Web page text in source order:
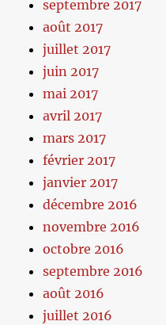
septembre 2017
août 2017
juillet 2017
juin 2017
mai 2017
avril 2017
mars 2017
février 2017
janvier 2017
décembre 2016
novembre 2016
octobre 2016
septembre 2016
août 2016
juillet 2016